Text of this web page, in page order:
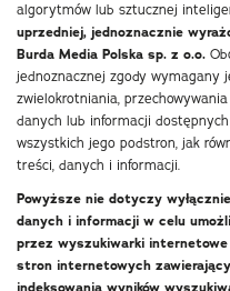
algorytmów lub sztucznej
uprzedniej, jednoznacznie
Burda Media Polska sp. z o.o.
jednoznacznej zgody wymagany
zwielokrotniania,
danych lub informacji
wszystkich jego podstron, jak
treści, danych i informacji.
Powyższe nie dotyczy
danych i informacji w celu
przez wyszukiwarki
stron internetowych